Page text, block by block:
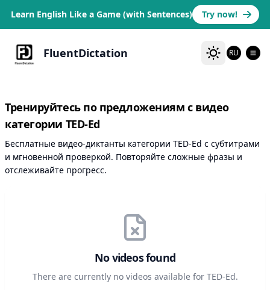
Learn English Like a Game (with Sentences) Try now!
FluentDictation RU
Тренируйтесь по предложениям с видео
категории TED-Ed
Бесплатные видео-диктанты категории TED-Ed с субтитрами
и мгновенной проверкой. Повторяйте сложные фразы и
отслеживайте прогресс.
No videos found
There are currently no videos available for TED-Ed.